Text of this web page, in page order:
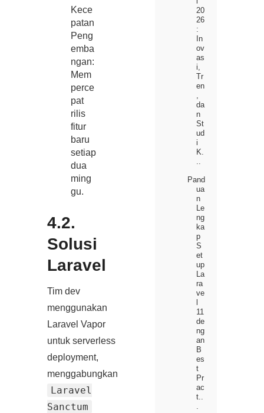
Kece
patan
Peng
emba
ngan:
Mem
perce
pat
rilis
fitur
baru
setiap
dua
ming
gu.
4.2.
Solusi
Laravel
Tim dev
menggunakan
Laravel Vapor
untuk serverless
deployment,
menggabungkan
Laravel
Sanctum
20
26
:
In
ov
as
i,
Tr
en
da
n
St
ud
i
K.
Pand
ua
n
Le
ng
ka
p
S
et
up
La
ra
ve
11
de
ng
an
B
es
t
Pr
ac
t..
.